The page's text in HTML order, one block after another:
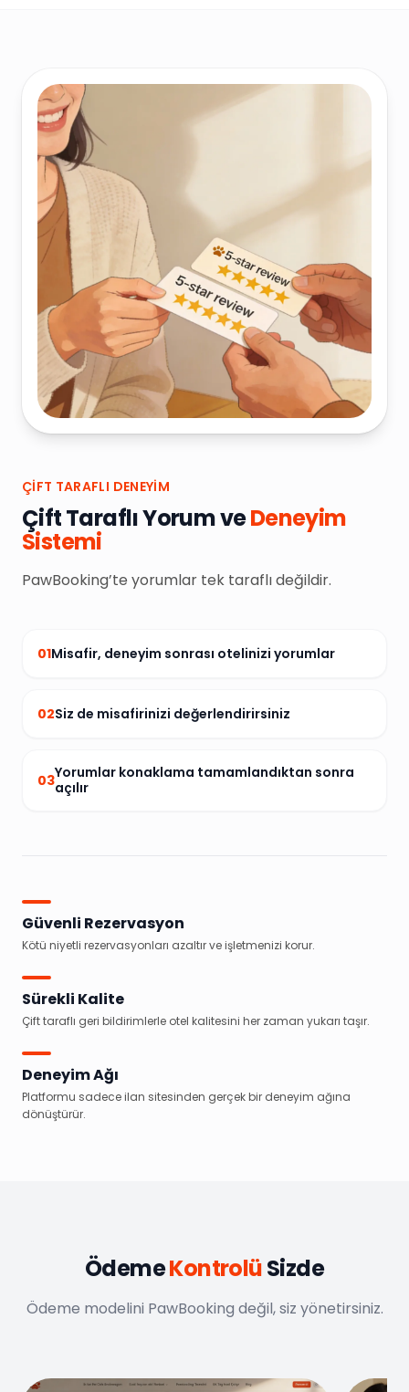
ÇIFT TARAFLI DENEYIM
Çift Taraflı Yorum veDeneyim
Sistemi
PawBooking’te yorumlar tek taraflı değildir.
01Misafir, deneyim sonrası otelinizi yorumlar
02Siz de misafirinizi değerlendirirsiniz
03Yorumlar konaklama tamamlandıktan sonra
açılır
Güvenli Rezervasyon
Kötü niyetli rezervasyonları azaltır ve işletmenizi korur.
Sürekli Kalite
Çift taraflı geri bildirimlerle otel kalitesini her zaman yukarı taşır.
Deneyim Ağı
Platformu sadece ilan sitesinden gerçek bir deneyim ağına
dönüştürür.
ÖdemeKontrolüSizde
Ödeme modelini PawBooking değil, siz yönetirsiniz.